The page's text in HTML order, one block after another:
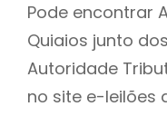
Pode encontrar
Quiaios junto
Autoridade
no site e-leilões